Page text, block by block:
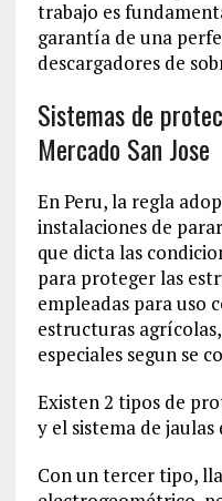
trabajo es
garantía de una
descargadores de
Sistemas de
Mercado San Jose
En Peru, la regla
instalaciones de
que dicta las
para proteger las
empleadas para uso
estructuras
especiales segun se
Existen 2 tipos de
y el sistema de jaulas
Con un tercer tipo,